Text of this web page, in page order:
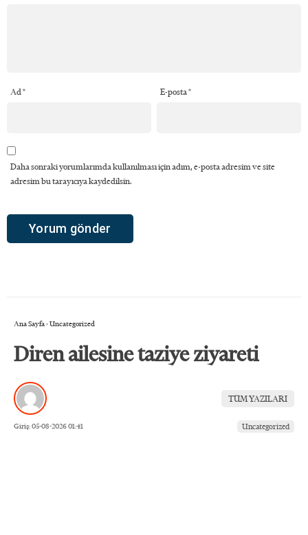
Ad* E-posta*
Daha sonraki yorumlarımda kullanılması için adım, e-posta adresim ve site
adresim bu tarayıcıya kaydedilsin.
Ana Sayfa› Uncategorized
Diren ailesine taziye ziyareti
TÜM YAZILARI
Giriş: 05-08-2026 01:41 Uncategorized